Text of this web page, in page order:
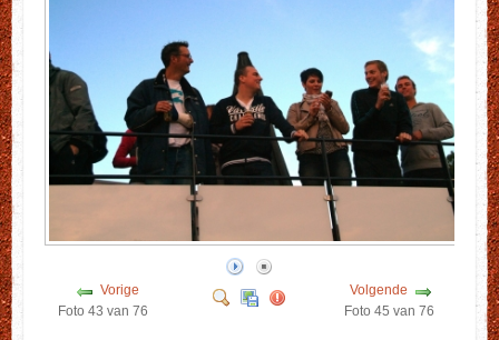
Vorige
Foto 43 van 76
Volgende
Foto 45 van 76